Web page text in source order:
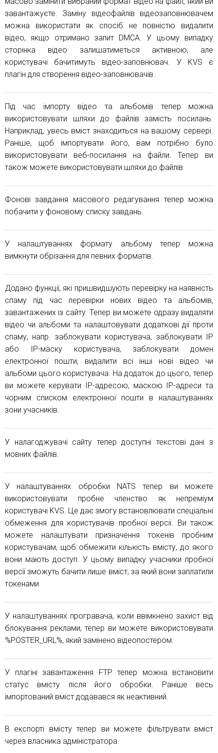
завантажуєте. Заміну відеофайлів відеозаповнювачем
можна використати як спосіб не повністю видалити
відео, якщо отримано запит DMCA. У цьому випадку
сторінка відео залишатиметься активною, але
користувачі бачитимуть відео-заповнювач. У KVS є
плагін для створення відео-заповнювачів.
Під час імпорту відео та альбомів тепер можна
використовувати шляхи до файлів замість посилань.
Наприклад, увесь вміст знаходиться на вашому сервері.
Раніше, щоб імпортувати його, вам потрібно було
використовувати веб-посилання на файли. Тепер ви
також можете використовувати шляхи до файлів.
Фонові завдання масового редагування тепер можна
побачити у фоновому списку завдань.
У налаштуваннях формату альбому тепер можна
вимкнути обрізання для певних форматів.
Додано функції, які пришвидшують перевірку на наявність
спаму під час перевірки нових відео та альбомів,
завантажених із сайту. Тепер ви можете одразу видаляти
відео чи альбоми та налаштовувати додаткові дії проти
спаму, напр. заблокувати користувача, заблокувати IP
або IP-маску користувача, заблокувати домен
електронної пошти, видалити всі інші нові відео чи
альбоми цього користувача. На додаток до цього, тепер
ви можете керувати IP-адресою, маскою IP-адреси та
чорним списком електронної пошти в налаштуваннях
зони учасників.
У налагоджувачі сайту тепер доступні текстові дані з
мовних файлів.
У налаштуваннях обробки NATS тепер ви можете
використовувати пробне членство як непреміум
користувачі KVS. Це дає змогу встановлювати спеціальні
обмеження для користувачів пробної версії. Ви також
можете налаштувати призначення токенів пробним
користувачам, щоб обмежити кількість вмісту, до якого
вони мають доступ. У цьому випадку учасники пробної
версії зможуть бачити лише вміст, за який вони заплатили
токенами.
У налаштуваннях програвача, коли ввімкнено захист від
блокування реклами, тепер ви можете використовувати
%POSTER_URL%, який замінено відеопостером.
У плагіні завантаження FTP тепер можна встановити
статус вмісту після його обробки. Раніше весь
імпортований вміст додавався як неактивний.
В експорті вмісту тепер ви можете фільтрувати вміст
через власника адміністратора.